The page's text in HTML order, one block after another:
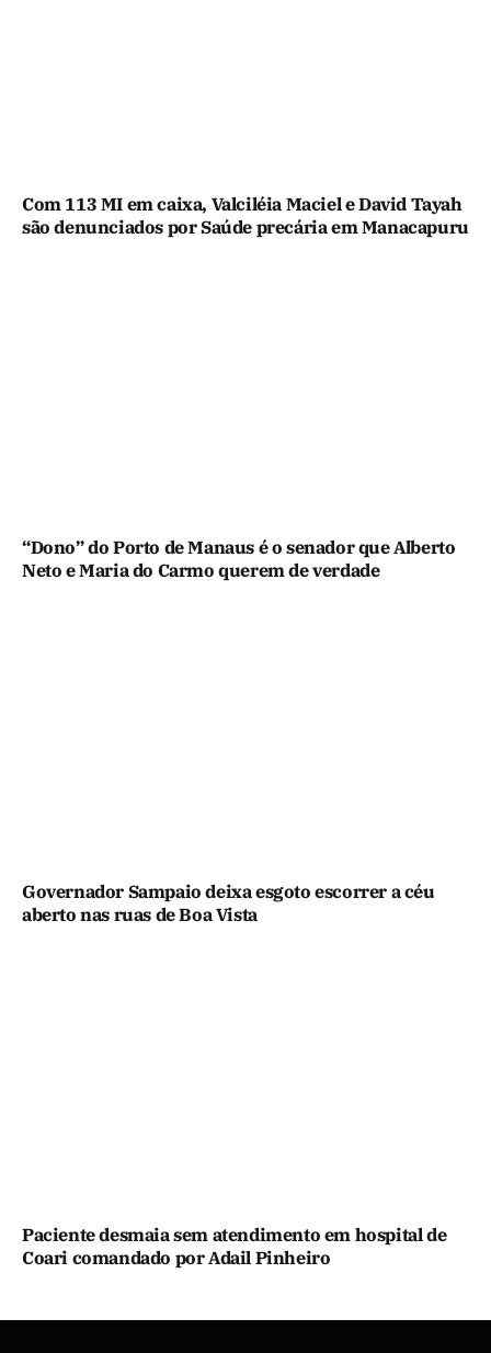
Com 113 MI em caixa, Valciléia Maciel e David Tayah
são denunciados por Saúde precária em Manacapuru
“Dono” do Porto de Manaus é o senador que Alberto
Neto e Maria do Carmo querem de verdade
Governador Sampaio deixa esgoto escorrer a céu
aberto nas ruas de Boa Vista
Paciente desmaia sem atendimento em hospital de
Coari comandado por Adail Pinheiro